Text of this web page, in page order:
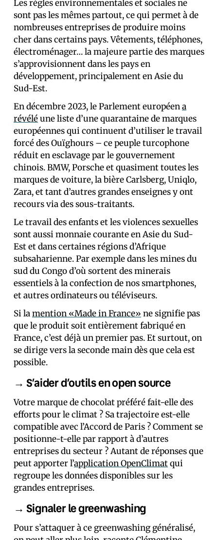
Les règles environnementales et sociales ne
sont pas les mêmes partout, ce qui permet à de
nombreuses entreprises de produire moins
cher dans certains pays. Vêtements, téléphones,
électroménager… la majeure partie des marques
s’approvisionnent dans les pays en
développement, principalement en Asie du
Sud-Est.
En décembre 2023, le Parlement européena
révéléune liste d’une quarantaine de marques
européennes qui continuent d’utiliser le travail
forcé des Ouïghours – ce peuple turcophone
réduit en esclavage par le gouvernement
chinois. BMW, Porsche et quasiment toutes les
marques de voiture, la bière Carlsberg, Uniqlo,
Zara, et tant d’autres grandes enseignes y ont
recours via des sous-traitants.
Le travail des enfants et les violences sexuelles
sont aussi monnaie courante en Asie du Sud-
Est et dans certaines régions d’Afrique
subsaharienne. Par exemple dans les mines du
sud du Congo d’où sortent des minerais
essentiels à la confection de nos smartphones,
et autres ordinateurs ou téléviseurs.
Si lamention «Made in France» ne signifie pas
que le produit soit entièrement fabriqué en
France, c’est déjà un premier pas. Et surtout, on
se dirige vers la seconde main dès que cela est
possible.
→ S’aider d’outils en open source
Votre marque de chocolat préféré fait-elle des
efforts pour le climat ? Sa trajectoire est-elle
compatible avec l’Accord de Paris ? Comment se
positionne-t-elle par rapport à d’autres
entreprises du secteur ? Autant de réponses que
peut apporter l’application OpenClimatqui
regroupe les données disponibles sur les
grandes entreprises.
→ Signaler le greenwashing
Pour s’attaquer à ce greenwashing généralisé,